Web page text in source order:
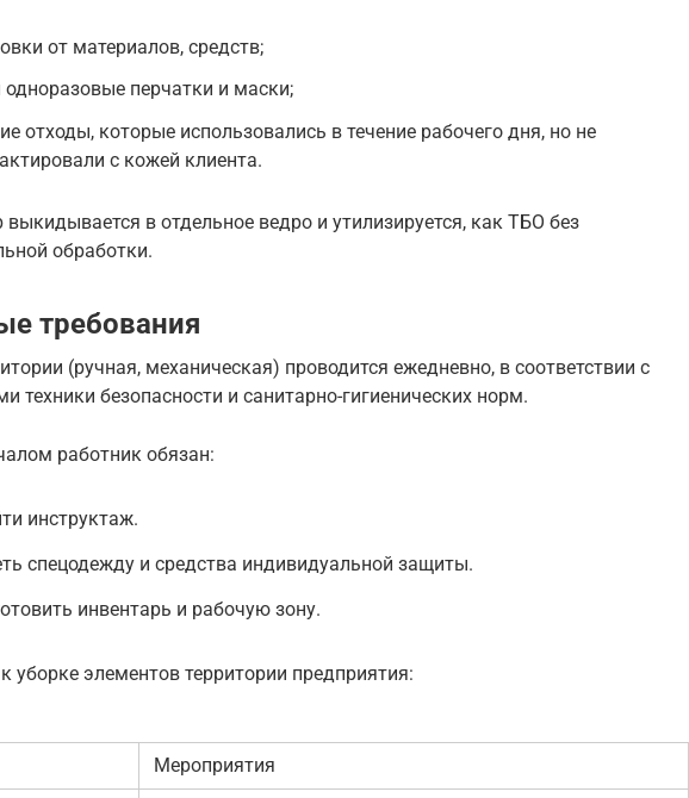
от материалов, средств;
одноразовые перчатки и маски;
отходы, которые использовались в течение рабочего дня, но не
с кожей клиента.
в отдельное ведро и утилизируется, как ТБО без
обработки.
требования
(ручная, механическая) проводится ежедневно, в соответствии с
техники безопасности и санитарно-гигиенических норм.
работник обязан:
инструктаж.
спецодежду и средства индивидуальной защиты.
инвентарь и рабочую зону.
уборке элементов территории предприятия:
Мероприятия